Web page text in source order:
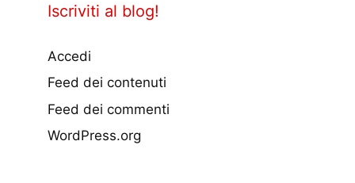
Iscriviti al blog!
Accedi
Feed dei contenuti
Feed dei commenti
WordPress.org